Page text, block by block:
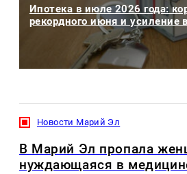
Ипотека в июле 2026 года:
рекордного июня и усиление
Новости Марий Эл
В Марий Эл пропала
нуждающаяся в